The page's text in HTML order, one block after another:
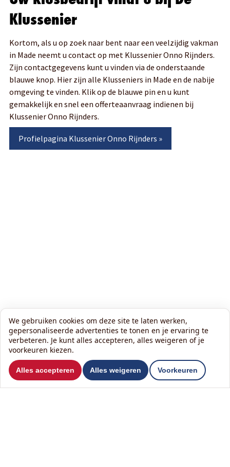
Klussenier
Kortom, als u op zoek naar bent naar een veelzijdig vakman
in Made neemt u contact op met Klussenier Onno Rijnders.
Zijn contactgegevens kunt u vinden via de onderstaande
blauwe knop. Hier zijn alle Klusseniers in Made en de nabije
omgeving te vinden. Klik op de blauwe pin en u kunt
gemakkelijk en snel een offerteaanvraag indienen bij
Klussenier Onno Rijnders.
Profielpagina Klussenier Onno Rijnders »
Wil je ons volgen?
Lees onze nieuwsbrief:
We gebruiken cookies om deze site te laten werken,
gepersonaliseerde advertenties te tonen en je ervaring te
verbeteren. Je kunt alles accepteren, alles weigeren of je
voorkeuren kiezen.
Alles accepteren Alles weigeren Voorkeuren